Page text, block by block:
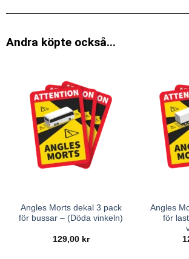
Andra köpte också...
Angles Morts dekal 3 pack
för bussar – (Döda vinkeln)
129,00 kr
Angles
för